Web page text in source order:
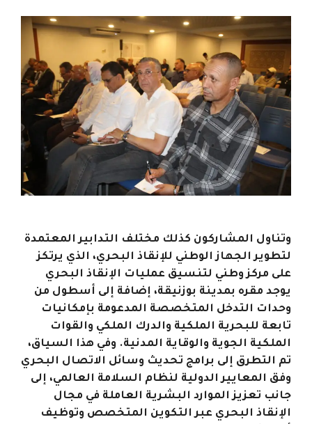
وتناول المشاركون كذلك مختلف التدابير المعتمدة
لتطوير الجهاز الوطني للإنقاذ البحري، الذي يرتكز
على مركز وطني لتنسيق عمليات الإنقاذ البحري
يوجد مقره بمدينة بوزنيقة، إضافة إلى أسطول من
وحدات التدخل المتخصصة المدعومة بإمكانيات
تابعة للبحرية الملكية والدرك الملكي والقوات
الملكية الجوية والوقاية المدنية. وفي هذا السياق،
تم التطرق إلى برامج تحديث وسائل الاتصال البحري
وفق المعايير الدولية لنظام السلامة العالمي، إلى
جانب تعزيز الموارد البشرية العاملة في مجال
الإنقاذ البحري عبر التكوين المتخصص وتوظيف